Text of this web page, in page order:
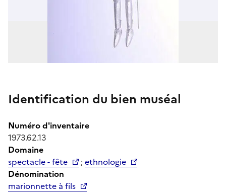
Identification du bien muséal
Numéro d'inventaire
1973.62.13
Domaine
spectacle - fête
;ethnologie
Dénomination
marionnette à fils